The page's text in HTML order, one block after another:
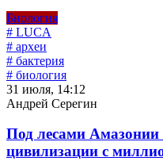
Биология
# LUCA
# археи
# бактерия
# биология
31 июля, 14:12
Андрей Серегин
Под лесами
цивилизации с